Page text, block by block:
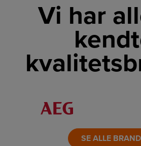
Vi har
LINK
SE ALLE